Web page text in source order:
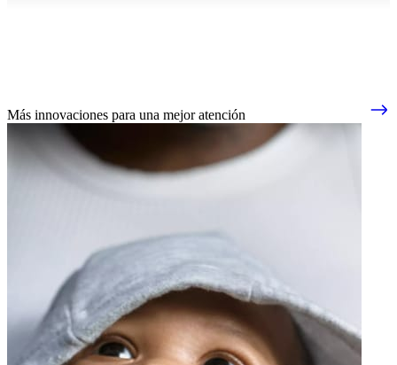
Más innovaciones para una mejor atención